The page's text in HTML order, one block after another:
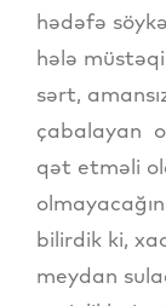
hədəfə
hələ
sərt,
çabalayan
qət etməli
bilirdik ki,
meydan